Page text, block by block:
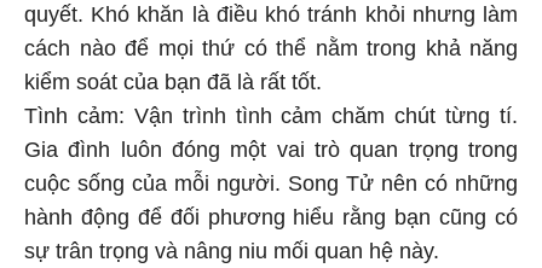
quyết. Khó khăn là điều khó tránh khỏi nhưng làm
cách nào để mọi thứ có thể nằm trong khả năng
kiểm soát của bạn đã là rất tốt.
Tình cảm: Vận trình tình cảm chăm chút từng tí.
Gia đình luôn đóng một vai trò quan trọng trong
cuộc sống của mỗi người. Song Tử nên có những
hành động để đối phương hiểu rằng bạn cũng có
sự trân trọng và nâng niu mối quan hệ này.